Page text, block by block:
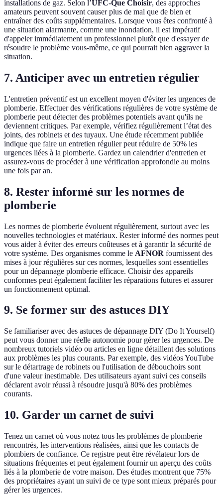
installations de gaz. Selon l’UFC-Que Choisir, des approches
amateurs peuvent souvent causer plus de mal que de bien et
entraîner des coûts supplémentaires. Lorsque vous êtes confronté à
une situation alarmante, comme une inondation, il est impératif
d'appeler immédiatement un professionnel plutôt que d'essayer de
résoudre le problème vous-même, ce qui pourrait bien aggraver la
situation.
7. Anticiper avec un entretien régulier
L'entretien préventif est un excellent moyen d'éviter les urgences de
plomberie. Effectuer des vérifications régulières de votre système de
plomberie peut détecter des problèmes potentiels avant qu'ils ne
deviennent critiques. Par exemple, vérifiez régulièrement l’état des
joints, des robinets et des tuyaux. Une étude récemment publiée
indique que faire un entretien régulier peut réduire de 50% les
urgences liées à la plomberie. Gardez un calendrier d'entretien et
assurez-vous de procéder à une vérification approfondie au moins
une fois par an.
8. Rester informé sur les normes de
plomberie
Les normes de plomberie évoluent régulièrement, surtout avec les
nouvelles technologies et matériaux. Rester informé des normes peut
vous aider à éviter des erreurs coûteuses et à garantir la sécurité de
votre système. Des organismes comme le AFNOR fournissent des
mises à jour régulières sur ces normes, lesquelles sont essentielles
pour un dépannage plomberie efficace. Choisir des appareils
conformes peut également faciliter les réparations futures et assurer
un fonctionnement optimal.
9. Se former sur des astuces DIY
Se familiariser avec des astuces de dépannage DIY (Do It Yourself)
peut vous donner une réelle autonomie pour gérer les urgences. De
nombreux tutoriels vidéo ou articles en ligne détaillent des solutions
aux problèmes les plus courants. Par exemple, des vidéos YouTube
sur le détartrage de robinets ou l'utilisation de débouchoirs sont
d'une valeur inestimable. Des utilisateurs ayant suivi ces conseils
déclarent avoir réussi à résoudre jusqu'à 80% des problèmes
courants.
10. Garder un carnet de suivi
Tenez un carnet où vous notez tous les problèmes de plomberie
rencontrés, les interventions réalisées, ainsi que les contacts de
plombiers de confiance. Ce registre peut être révélateur lors de
situations fréquentes et peut également fournir un aperçu des coûts
liés à la plomberie de votre maison. Des études montrent que 75%
des propriétaires ayant un suivi de ce type sont mieux préparés pour
gérer les urgences.